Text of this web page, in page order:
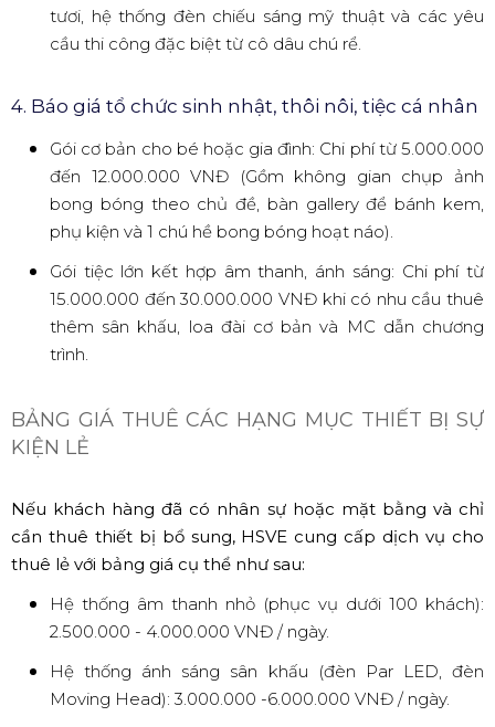
tươi, hệ thống đèn chiếu sáng mỹ thuật và các yêu
cầu thi công đặc biệt từ cô dâu chú rể.
4. Báo giá tổ chức sinh nhật, thôi nôi, tiệc cá nhân
Gói cơ bản cho bé hoặc gia đình: Chi phí từ 5.000.000
đến 12.000.000 VNĐ (Gồm không gian chụp ảnh
bong bóng theo chủ đề, bàn gallery để bánh kem,
phụ kiện và 1 chú hề bong bóng hoạt náo).
Gói tiệc lớn kết hợp âm thanh, ánh sáng: Chi phí từ
15.000.000 đến 30.000.000 VNĐ khi có nhu cầu thuê
thêm sân khấu, loa đài cơ bản và MC dẫn chương
trình.
BẢNG GIÁ THUÊ CÁC HẠNG MỤC THIẾT BỊ SỰ
KIỆN LẺ
Nếu khách hàng đã có nhân sự hoặc mặt bằng và chỉ
cần thuê thiết bị bổ sung, HSVE cung cấp dịch vụ cho
thuê lẻ với bảng giá cụ thể như sau:
Hệ thống âm thanh nhỏ (phục vụ dưới 100 khách):
2.500.000 - 4.000.000 VNĐ / ngày.
Hệ thống ánh sáng sân khấu (đèn Par LED, đèn
Moving Head): 3.000.000 -6.000.000 VNĐ / ngày.